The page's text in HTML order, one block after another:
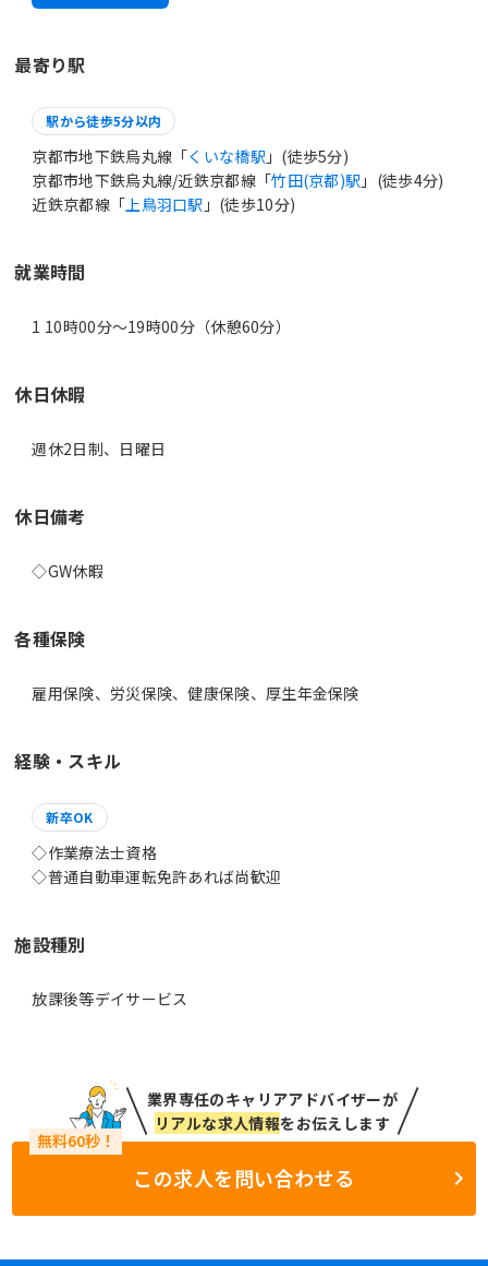
最寄り駅
駅から徒歩5分以内
京都市地下鉄烏丸線「くいな橋駅 」(徒歩5分)
京都市地下鉄烏丸線/近鉄京都線「竹田(京都)駅 」(徒歩4分)
近鉄京都線「 上鳥羽口駅 」(徒歩10分)
就業時間
1 10時00分〜19時00分（休憩60分）
休日休暇
週休2日制、日曜日
休日備考
◇GW休暇
各種保険
雇用保険、労災保険、健康保険、厚生年金保険
経験・スキル
新卒OK
◇作業療法士資格
施設種別
放課後等デイサービス
業界専任のキャリアアドバイザーが
リアルな求人情報をお伝えします
この求人を問い合わせる